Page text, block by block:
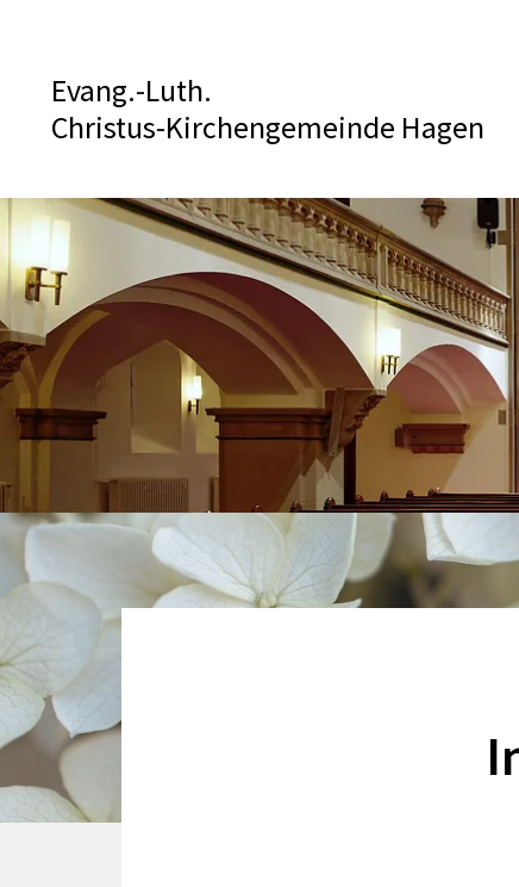
Evang.-Luth.
Christus-Kirchengemeinde Hagen